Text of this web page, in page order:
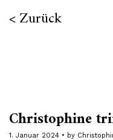
Zurück
Christophine
1. Januar 2024 by